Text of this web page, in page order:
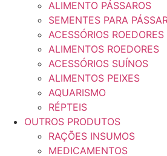
ALIMENTO PÁSSAROS
SEMENTES PARA
ACESSÓRIOS ROEDORES
ALIMENTOS ROEDORES
ACESSÓRIOS SUÍNOS
ALIMENTOS PEIXES
AQUARISMO
RÉPTEIS
OUTROS PRODUTOS
RAÇÕES INSUMOS
MEDICAMENTOS